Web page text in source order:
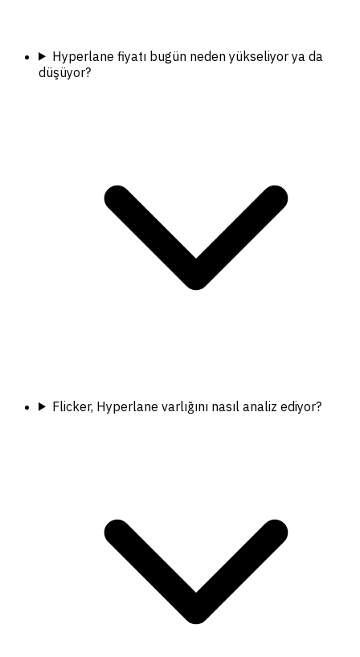
Hyperlane fiyatı bugün neden yükseliyor ya da
düşüyor?
Flicker, Hyperlane varlığını nasıl analiz ediyor?